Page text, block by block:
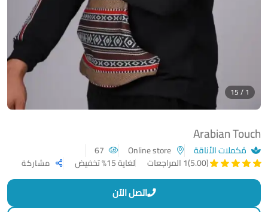
Arabian Touch
مُكملات الأناقة
(5.00)
1 المراجعات لغاية 15% تخفيض مشاركة
1 / 15
اتصل الآن